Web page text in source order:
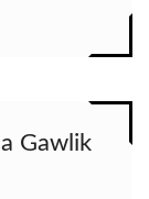
Gawlik